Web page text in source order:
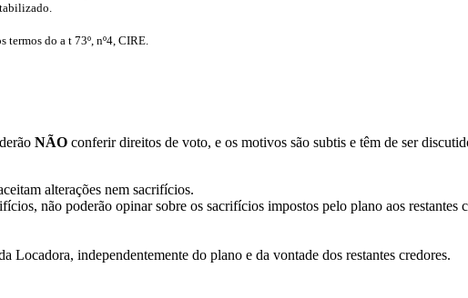
do a t 73º, nº4, CIRE.
NÃO conferir direitos de voto, e os motivos são subtis e têm de ser
alterações nem sacrifícios.
não poderão opinar sobre os sacrifícios impostos pelo plano aos restantes
Locadora, independentemente do plano e da vontade dos restantes credores.